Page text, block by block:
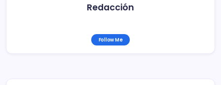
Redacción
Follow Me